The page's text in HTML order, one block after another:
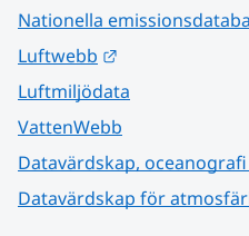
Nationella
Luftwebb
Luftmiljödata
VattenWebb
Datavärdskap,
Datavärdskap för